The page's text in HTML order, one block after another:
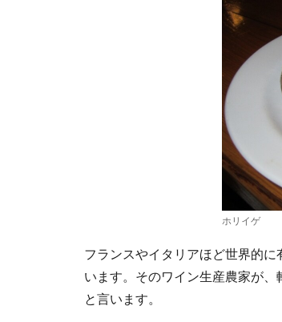
ホリイゲ
フランスやイタリアほど世界的
います。そのワイン生産農家が
と言います。